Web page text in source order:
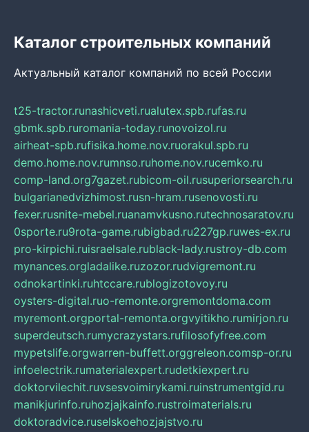
Каталог строительных компаний
Актуальный каталог компаний по всей России
t25-tractor.runashicveti.rualutex.spb.rufas.ru
gbmk.spb.ruromania-today.runovoizol.ru
airheat-spb.rufisika.home.nov.ruorakul.spb.ru
demo.home.nov.rumnso.ruhome.nov.rucemko.ru
comp-land.org7gazet.rubicom-oil.rusuperiorsearch.ru
bulgarianedvizhimost.rusn-hram.rusenovosti.ru
fexer.rusnite-mebel.ruanamvkusno.rutechnosaratov.ru
0sporte.ru9rota-game.rubigbad.ru227gp.ruwes-ex.ru
pro-kirpichi.ruisraelsale.rublack-lady.rustroy-db.com
mynances.orgladalike.ruzozor.rudvigremont.ru
odnokartinki.ruhtccare.rublogizotovoy.ru
oysters-digital.ruo-remonte.orgremontdoma.com
myremont.orgportal-remonta.orgvyitikho.rumirjon.ru
superdeutsch.rumycrazystars.rufilosofyfree.com
mypetslife.orgwarren-buffett.orggreleon.comsp-or.ru
infoelectrik.rumaterialexpert.rudetkiexpert.ru
doktorvilechit.ruvsesvoimirykami.ruinstrumentgid.ru
manikjurinfo.ruhozjajkainfo.rustroimaterials.ru
doktoradvice.ruselskoehozjajstvo.ru